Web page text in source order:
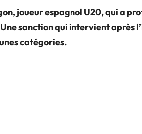
joueur espagnol U20, qui a
sanction qui intervient après
catégories.